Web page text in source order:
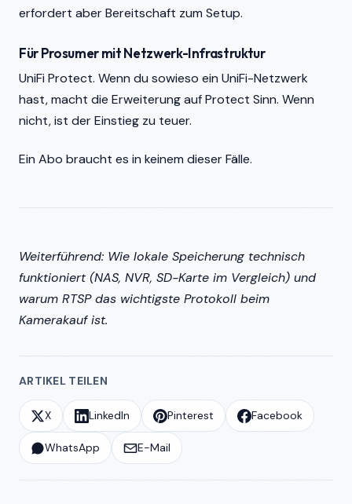
erfordert aber Bereitschaft zum Setup.
Für Prosumer mit Netzwerk-Infrastruktur
UniFi Protect. Wenn du sowieso ein UniFi-Netzwerk
hast, macht die Erweiterung auf Protect Sinn. Wenn
nicht, ist der Einstieg zu teuer.
Ein Abo braucht es in keinem dieser Fälle.
Weiterführend: Wie lokale Speicherung technisch
funktioniert (NAS, NVR, SD-Karte im Vergleich) und
warum RTSP das wichtigste Protokoll beim
Kamerakauf ist.
ARTIKEL TEILEN
X LinkedIn Pinterest Facebook
WhatsApp E-Mail